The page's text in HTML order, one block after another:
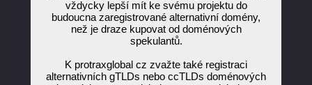
vždycky lepší mít ke svému projektu do
budoucna zaregistrované alternativní domény,
než je draze kupovat od doménových
spekulantů.
K protraxglobal cz zvažte také registraci
alternativních gTLDs nebo ccTLDs doménových